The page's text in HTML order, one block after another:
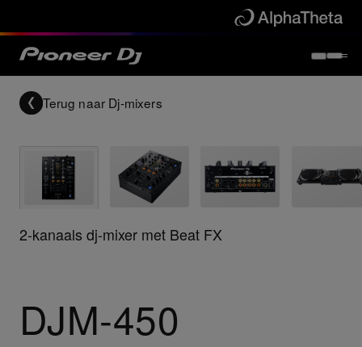
Terug naar Dj-mixers
2-kanaals dj-mixer met Beat FX
DJM-450